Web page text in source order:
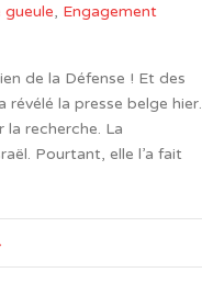
gueule, Engagement
de la Défense ! Et des
révélé la presse belge hier.
recherche. La
Pourtant, elle l’a fait